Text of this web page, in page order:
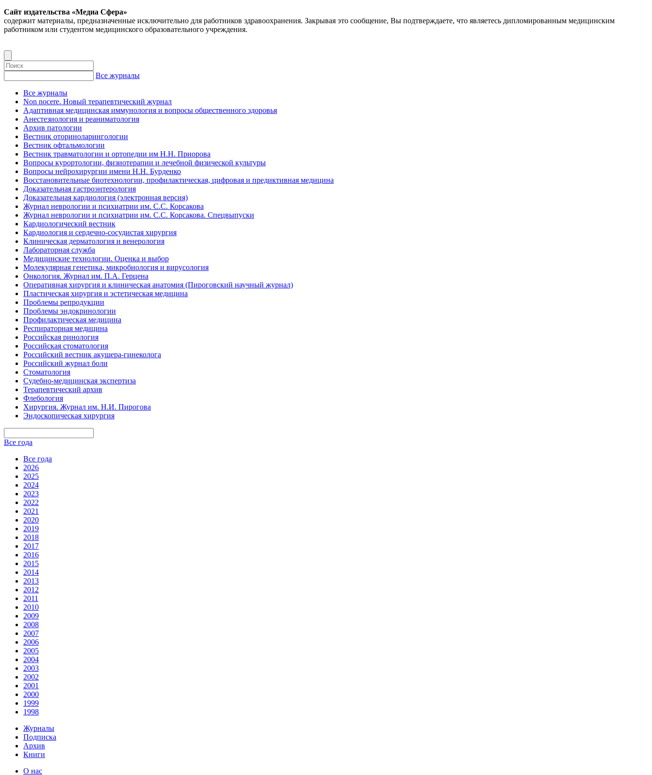
Сайт издательства «Медиа Сфера»
содержит материалы, предназначенные исключительно для работников здравоохранения. Закрывая это сообщение, Вы подтверждаете, что являетесь дипломированным медицинским
работником или студентом медицинского образовательного учреждения.
Все журналы
Все журналы
Non nocere. Новый терапевтический журнал
Адаптивная медицинская иммунология и вопросы общественного здоровья
Анестезиология и реаниматология
Архив патологии
Вестник оториноларингологии
Вестник офтальмологии
Вестник травматологии и ортопедии им Н.Н. Приорова
Вопросы курортологии, физиотерапии и лечебной физической культуры
Вопросы нейрохирургии имени Н.Н. Бурденко
Восстановительные биотехнологии, профилактическая, цифровая и предиктивная медицина
Доказательная гастроэнтерология
Доказательная кардиология (электронная версия)
Журнал неврологии и психиатрии им. С.С. Корсакова
Журнал неврологии и психиатрии им. С.С. Корсакова. Спецвыпуски
Кардиологический вестник
Кардиология и сердечно-сосудистая хирургия
Клиническая дерматология и венерология
Лабораторная служба
Медицинские технологии. Оценка и выбор
Молекулярная генетика, микробиология и вирусология
Онкология. Журнал им. П.А. Герцена
Оперативная хирургия и клиническая анатомия (Пироговский научный журнал)
Пластическая хирургия и эстетическая медицина
Проблемы репродукции
Проблемы эндокринологии
Профилактическая медицина
Респираторная медицина
Российская ринология
Российская стоматология
Российский вестник акушера-гинеколога
Российский журнал боли
Стоматология
Судебно-медицинская экспертиза
Терапевтический архив
Флебология
Хирургия. Журнал им. Н.И. Пирогова
Эндоскопическая хирургия
Все года
Все года
2026
2025
2024
2023
2022
2021
2020
2019
2018
2017
2016
2015
2014
2013
2012
2011
2010
2009
2008
2007
2006
2005
2004
2003
2002
2001
2000
1999
1998
Журналы
Подписка
Архив
Книги
О нас